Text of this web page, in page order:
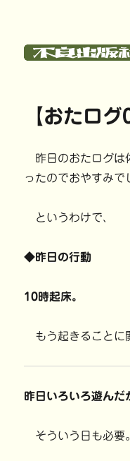
【おたロ
昨日のおたログは
ったのでおやすみで
というわけで、
◆昨日の行動
10時起床。
もう起きることに
昨日いろいろ遊んだ
そういう日も必要